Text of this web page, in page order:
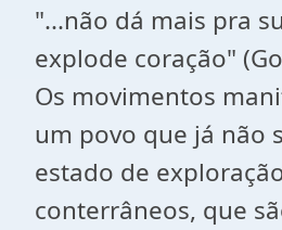
"...não dá mais pra
explode coração"
Os movimentos
um povo que já não
estado de
conterrâneos, que